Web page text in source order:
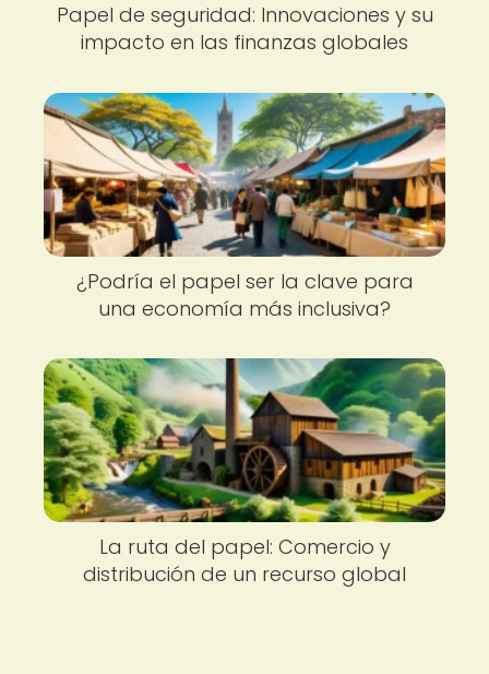
Papel de seguridad: Innovaciones y su
impacto en las finanzas globales
¿Podría el papel ser la clave para
una economía más inclusiva?
La ruta del papel: Comercio y
distribución de un recurso global